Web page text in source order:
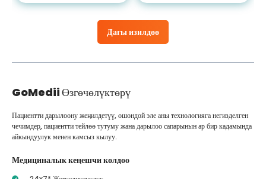
Дагы изилдөө
GoMediiӨзгөчөлүктөрү
Пациентти дарылоону жеңилдетүү, ошондой эле аны технологияга негизделген
чечимдер, пациентти тейлөө тутуму жана дарылоо сапарынын ар бир кадамында
айкындуулук менен камсыз кылуу.
Медициналык кеңешчи колдоо